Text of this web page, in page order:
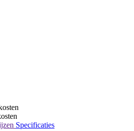
Specificaties